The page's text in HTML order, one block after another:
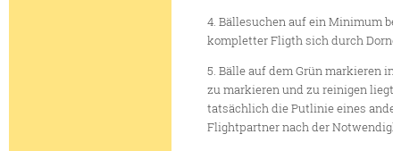
4. Bällesuchen auf ein Minimum
kompletter Fligth sich durch
5. Bälle auf dem Grün markieren
zu markieren und zu reinigen
tatsächlich die Putlinie eines
Flightpartner nach der